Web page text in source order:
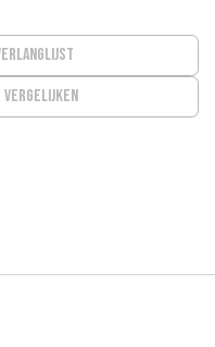
vergelijken
verlanglijst